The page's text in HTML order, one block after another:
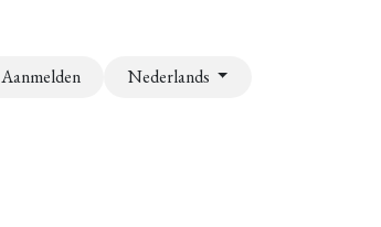
Aanmelden Nederlands